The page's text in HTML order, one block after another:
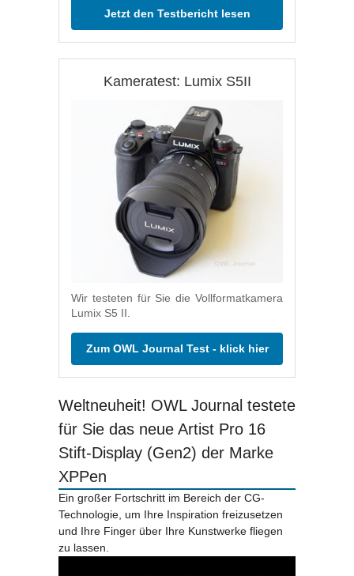
Jetzt den Testbericht lesen
Kameratest: Lumix S5II
Wir testeten für Sie die Vollformatkamera
Lumix S5 II.
Zum OWL Journal Test - klick hier
Weltneuheit! OWL Journal testete
für Sie das neue Artist Pro 16
Stift-Display (Gen2) der Marke
XPPen
Ein großer Fortschritt im Bereich der CG-
Technologie, um Ihre Inspiration freizusetzen
und Ihre Finger über Ihre Kunstwerke fliegen
zu lassen.